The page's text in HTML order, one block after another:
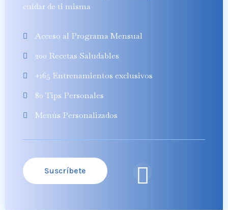
cuidar de ti misma
Acceso al Programa Mensual
200 Recetas Saludables
+165 Entrenamientos exclusivos
80 Tips Personales
Menús Personalizados
Suscríbete